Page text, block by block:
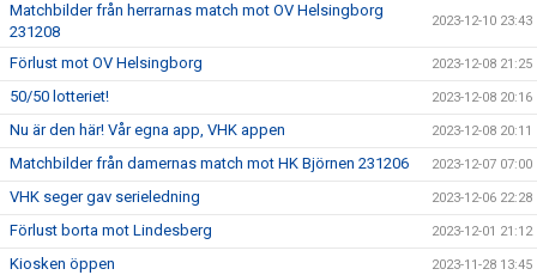
Matchbilder från herrarnas match mot OV Helsingborg
231208
2023-12-10 23:43
Förlust mot OV Helsingborg 2023-12-08 21:25
50/50 lotteriet! 2023-12-08 20:16
Nu är den här! Vår egna app, VHK appen 2023-12-08 20:11
Matchbilder från damernas match mot HK Björnen 231206 2023-12-07 07:00
VHK seger gav serieledning 2023-12-06 22:28
Förlust borta mot Lindesberg 2023-12-01 21:12
Kiosken öppen 2023-11-28 13:45